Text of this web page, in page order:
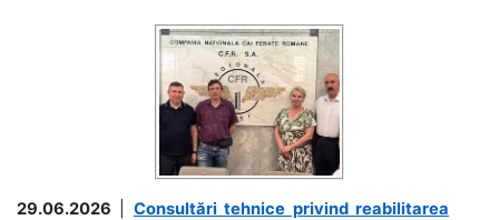
29.06.2026
Consultări tehnice privind reabilitarea